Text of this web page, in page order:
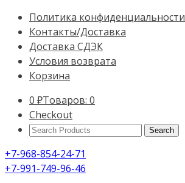
Политика конфиденциальности
Контакты/Доставка
Доставка СДЭК
Условия возврата
Корзина
0 ₽Товаров: 0
Checkout
Search
+7-968-854-24-71
+7-991-749-96-46